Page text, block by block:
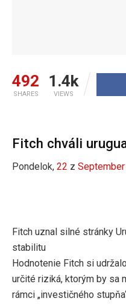
492
SHARES
1.4k
VIEWS
Fitch chváli
Pondelok, 22 z September
Fitch uznal silné stránky
stabilitu
Hodnotenie Fitch si
určité riziká, ktorým by sa
rámci „investičného